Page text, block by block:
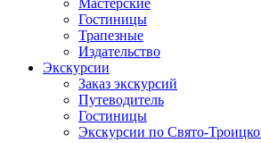
Мастерские
Гостиницы
Трапезные
Издательство
Экскурсии
Заказ экскурсий
Путеводитель
Гостиницы
Экскурсии по Свято-